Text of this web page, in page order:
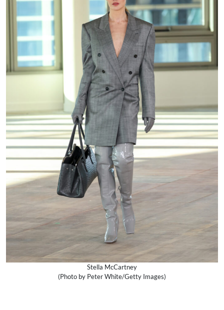
Stella McCartney
(Photo by Peter White/Getty Images)